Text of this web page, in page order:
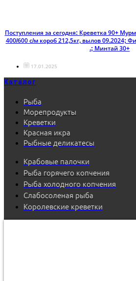
Поступления за сегодня: Креветка 90+
400/600 с/м короб 212,5кг, вылов 09.2024;
.; Минтай 30+
17.01.2025
Каталог
Рыба
Морепродукты
Креветки
Красная икра
Рыбные деликатесы
Крабовые палочки
Рыба горячего копчения
Рыба холодного копчения
Слабосоленая рыба
Королевские креветки